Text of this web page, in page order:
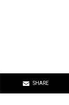
SHARE